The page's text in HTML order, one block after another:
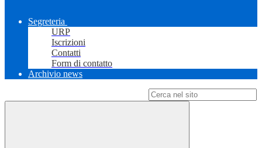
Segreteria
URP
Iscrizioni
Contatti
Form di contatto
Archivio news